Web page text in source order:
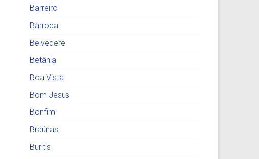
Barreiro
Barroca
Belvedere
Betânia
Boa Vista
Bom Jesus
Bonfim
Braúnas
Buritis